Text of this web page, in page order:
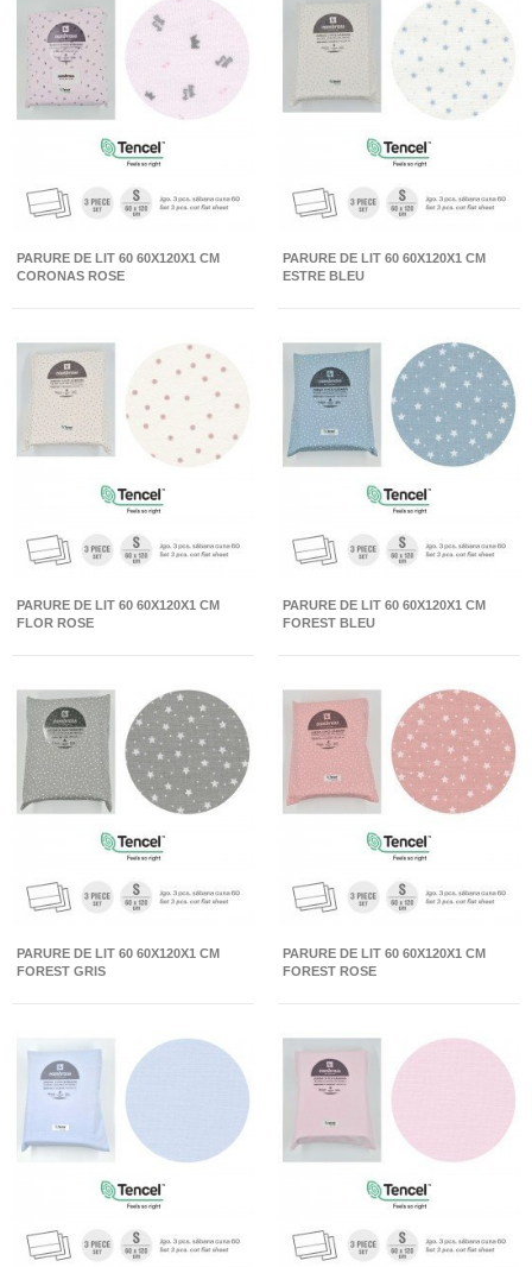
PARURE DE LIT 60 60X120X1 CM
CORONAS ROSE
PARURE DE LIT 60 60X120X1 CM
ESTRE BLEU
PARURE DE LIT 60 60X120X1 CM
FLOR ROSE
PARURE DE LIT 60 60X120X1 CM
FOREST BLEU
PARURE DE LIT 60 60X120X1 CM
FOREST GRIS
PARURE DE LIT 60 60X120X1 CM
FOREST ROSE